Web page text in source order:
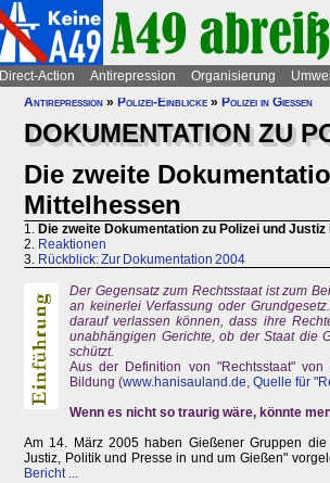
Direct-Action Antirepression Organisierung
Antirepression » Polizei-Einblicke » Polizei in Gießen
DOKUMENTATION ZU
Die zweite
Mittelhessen
1. Die zweite Dokumentation zu Polizei und
2. Reaktionen
3. Rückblick: Zur Dokumentation 2004
Der Gegensatz zum Rechtsstaat ist zum
an keinerlei Verfassung oder
darauf verlassen können, dass ihre
unabhängigen Gerichte, ob der Staat die
schützt.
Aus der Definition von "Rechtsstaat"
Bildung (www.hanisauland.de, Quelle für
Wenn es nicht so traurig wäre, könnte
Am 14. März 2005 haben Gießener Gruppen
Justiz, Politik und Presse in und um Gießen"
Bericht ...